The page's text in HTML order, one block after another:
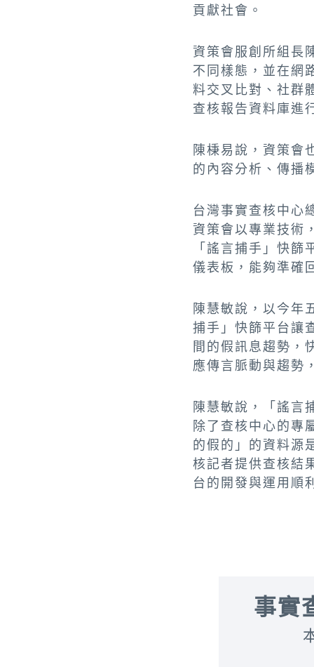
貢獻社會。
資策會服創所組長
不同樣態，並在網
料交叉比對、社群
查核報告資料庫進
陳棅易說，資策會
的內容分析、傳播
台灣事實查核中心
資策會以專業技術
「謠言捕手」快
儀表板，能夠準確
陳慧敏說，以今年
捕手」快篩平台讓
間的假訊息趨勢，
應傳言脈動與趨勢
陳慧敏說，「謠言
除了查核中心的
的假的」的資料源
核記者提供查核結
台的開發與運用順
事實